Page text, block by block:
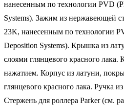
нанесенным по технологии PVD
Systems). Зажим из нержавеющей
23K, нанесенным по технологии
Deposition Systems). Крышка из
слоями глянцевого красного лака.
нажатием. Корпус из латуни,
глянцевого красного лака. Ручка
Стержень для роллера Parker (см.